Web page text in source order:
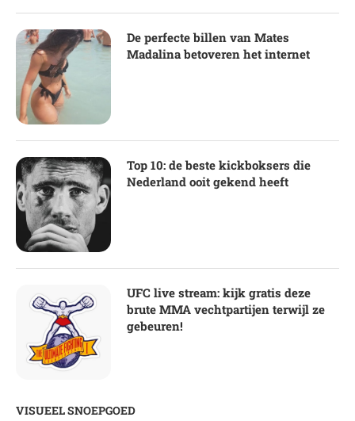
De perfecte billen van Mates
Madalina betoveren het internet
Top 10: de beste kickboksers die
Nederland ooit gekend heeft
UFC live stream: kijk gratis deze
brute MMA vechtpartijen terwijl ze
gebeuren!
VISUEEL SNOEPGOED